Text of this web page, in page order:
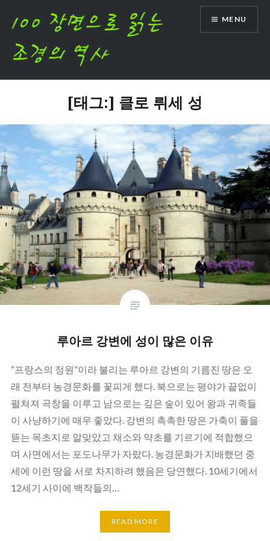
MENU
[태그:] 클로 뤼세 성
루아르 강변에 성이 많은 이유
“프랑스의 정원”이라 불리는 루아르 강변의 기름진 땅은 오
래 전부터 농경문화를 꽃피게 했다. 북으로는 평야가 끝없이
펼쳐져 곡창을 이루고 남으로는 깊은 숲이 있어 왕과 귀족들
이 사냥하기에 매우 좋았다. 강변의 촉촉한 땅은 가축이 풀을
뜯는 목초지로 알맞았고 채소와 약초를 기르기에 적합했으
며 사면에서는 포도나무가 자랐다. 농경문화가 지배했던 중
세에 이런 땅을 서로 차지하려 했음은 당연했다. 10세기에서
12세기 사이에 백작들의…
READ MORE